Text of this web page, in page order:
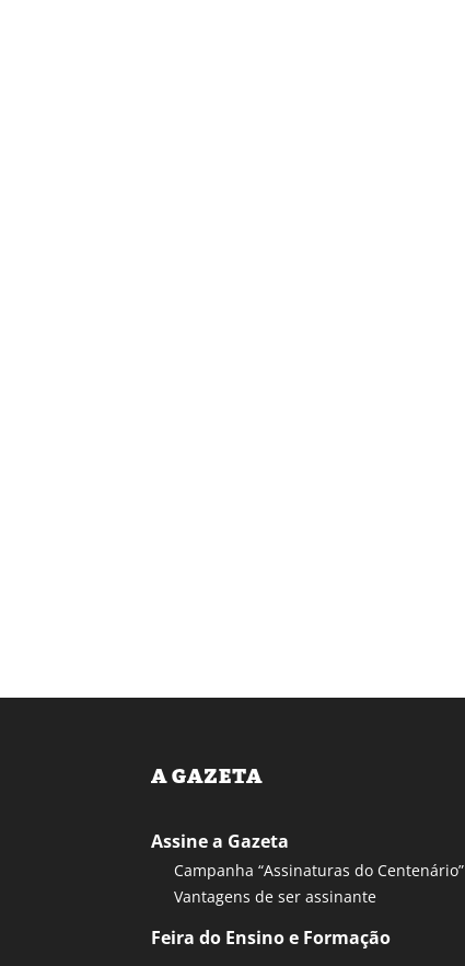
A GAZETA
Assine a Gazeta
Campanha “Assinaturas do Centenário”
Vantagens de ser assinante
Feira do Ensino e Formação